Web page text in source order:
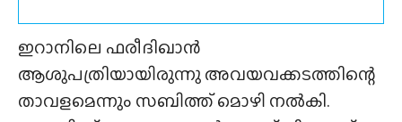
ഇറാനിലെ ഫരീദിഖാൻ
ആശുപത്രിയായിരുന്നു അവയവക്കടത്തിന്റെ
താവളമെന്നും സബിത്ത് മൊഴി നൽകി.